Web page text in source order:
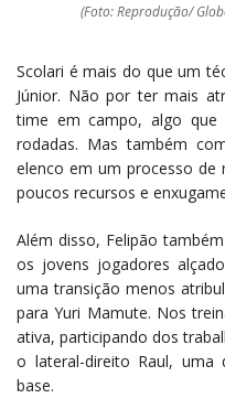
(Foto: Reprodução/
Scolari é mais do que um
Júnior. Não por ter mais
time em campo, algo que
rodadas. Mas também
elenco em um processo de
poucos recursos e
Além disso, Felipão
os jovens jogadores
uma transição menos
para Yuri Mamute. Nos
ativa, participando dos
o lateral-direito Raul, uma
base.